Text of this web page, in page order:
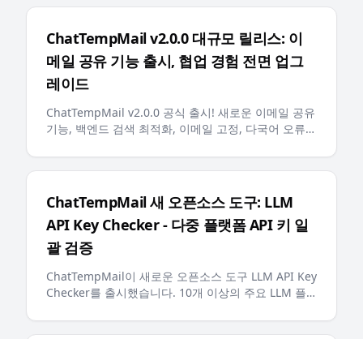
ChatTempMail v2.0.0 대규모 릴리스: 이
메일 공유 기능 출시, 협업 경험 전면 업그
레이드
ChatTempMail v2.0.0 공식 출시! 새로운 이메일 공유
기능, 백엔드 검색 최적화, 이메일 고정, 다국어 오류
자에게 더 스마트하고 편리한 임시 이메일 경험 제공
ChatTempMail 새 오픈소스 도구: LLM
API Key Checker - 다중 플랫폼 API 키 일
괄 검증
ChatTempMail이 새로운 오픈소스 도구 LLM API Key
Checker를 출시했습니다. 10개 이상의 주요 LLM 플
를 지원하여 개발자에게 효율적인 API 키 관리 솔루션